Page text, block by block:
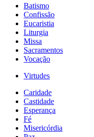
Batismo
Confissão
Eucaristia
Liturgia
Missa
Sacramentos
Vocação
Virtudes
Caridade
Castidade
Esperança
Fé
Misericórdia